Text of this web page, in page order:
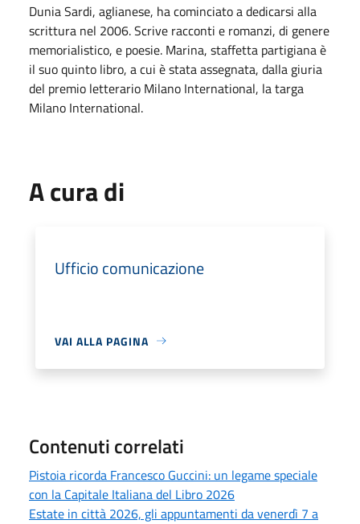
Dunia Sardi, aglianese, ha cominciato a dedicarsi alla
scrittura nel 2006. Scrive racconti e romanzi, di genere
memorialistico, e poesie. Marina, staffetta partigiana è
il suo quinto libro, a cui è stata assegnata, dalla giuria
del premio letterario Milano International, la targa
Milano International.
A cura di
Ufficio comunicazione
VAI ALLA PAGINA
Contenuti correlati
Pistoia ricorda Francesco Guccini: un legame speciale
con la Capitale Italiana del Libro 2026
Estate in città 2026, gli appuntamenti da venerdì 7 a